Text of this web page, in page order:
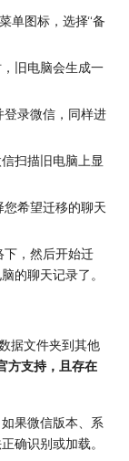
单图标，选择“备
旧电脑会生成一
录微信，同样进
扫描旧电脑上显
希望迁移的聊天
，然后开始迁
的聊天记录了。
据文件夹到其他
方支持，且存在
果微信版本、系
确识别或加载。